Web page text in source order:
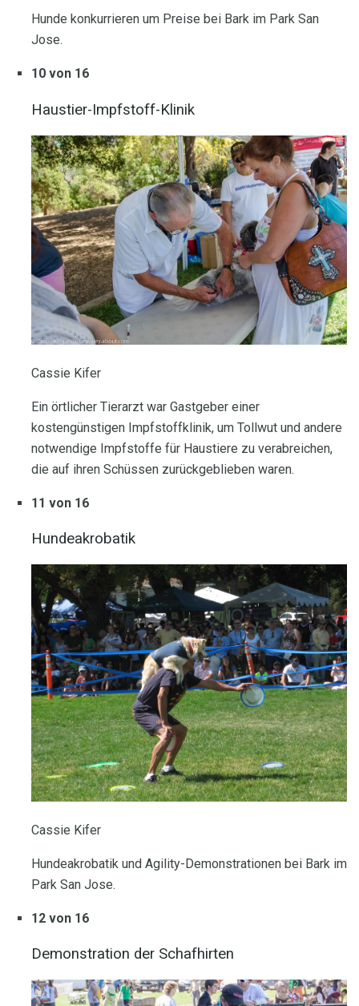
Hunde konkurrieren um Preise bei Bark im Park San
Jose.
10 von 16
Haustier-Impfstoff-Klinik
Cassie Kifer
Ein örtlicher Tierarzt war Gastgeber einer
kostengünstigen Impfstoffklinik, um Tollwut und andere
notwendige Impfstoffe für Haustiere zu verabreichen,
die auf ihren Schüssen zurückgeblieben waren.
11 von 16
Hundeakrobatik
Cassie Kifer
Hundeakrobatik und Agility-Demonstrationen bei Bark im
Park San Jose.
12 von 16
Demonstration der Schafhirten